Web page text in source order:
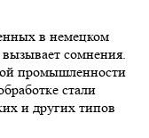
в немецком
сомнения.
промышленности
стали
и других типов